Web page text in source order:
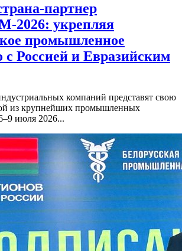
партнер
укрепляя
промышленное
с Россией и Евразийским
компаний представят свою
из крупнейших промышленных
июля 2026...